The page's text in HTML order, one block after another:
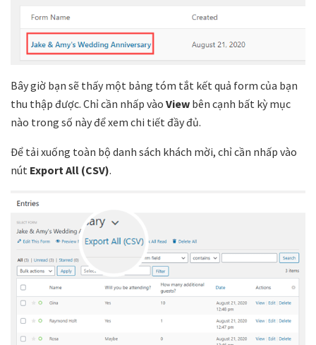
Bây giờ bạn sẽ thấy một bảng tóm tắt kết quả form của bạn
thu thập được. Chỉ cần nhấp vào View bên cạnh bất kỳ mục
nào trong số này để xem chi tiết đầy đủ.
Để tải xuống toàn bộ danh sách khách mời, chỉ cần nhấp vào
nút Export All (CSV).